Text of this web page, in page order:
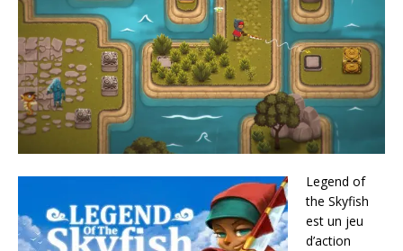
Legend of
the Skyfish
est un jeu
d’action